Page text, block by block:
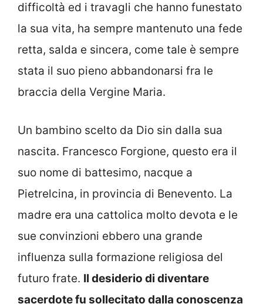
difficoltà ed i travagli che hanno funestato
la sua vita, ha sempre mantenuto una fede
retta, salda e sincera, come tale è sempre
stata il suo pieno abbandonarsi fra le
braccia della Vergine Maria.
Un bambino scelto da Dio sin dalla sua
nascita. Francesco Forgione, questo era il
suo nome di battesimo, nacque a
Pietrelcina, in provincia di Benevento. La
madre era una cattolica molto devota e le
sue convinzioni ebbero una grande
influenza sulla formazione religiosa del
futuro frate. Il desiderio di diventare
sacerdote fu sollecitato dalla conoscenza